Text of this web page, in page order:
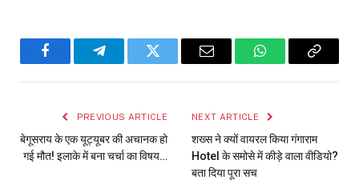
FacebookTelegramTwitter Email WhatsAppCopy
PREVIOUS ARTICLE
बेगूसराय के एक यूट्यूबर की अचानक हो
गई मौत! इलाके में बना चर्चा का विषय…
NEXT ARTICLE
शख्स ने क्यों वायरल किया गंगाराम
Hotel के समोसे में कीड़े वाला वीडियो?
बता दिया पूरा सच